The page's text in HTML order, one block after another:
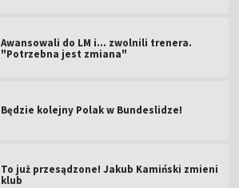
Awansowali do LM i... zwolnili trenera.
"Potrzebna jest zmiana"
Będzie kolejny Polak w Bundeslidze!
To już przesądzone! Jakub Kamiński zmieni
klub